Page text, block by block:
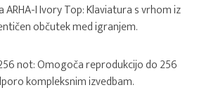
ARHA-I Ivory Top: Klaviatura s vrhom iz
občutek med igranjem.
not: Omogoča reprodukcijo do 256
kompleksnim izvedbam.